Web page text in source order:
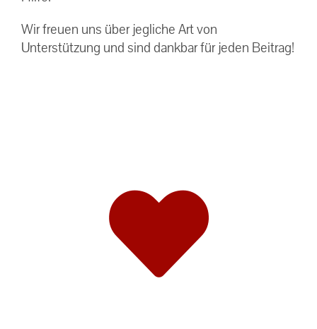
Wir freuen uns über jegliche Art von
Unterstützung und sind dankbar für jeden Beitrag!